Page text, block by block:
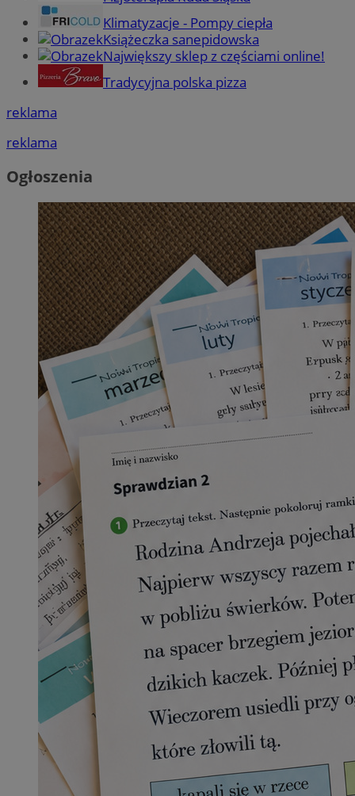
Klimatyzacje - Pompy ciepła
Książeczka sanepidowska
Największy sklep z częściami online!
Tradycyjna polska pizza
reklama
reklama
Ogłoszenia